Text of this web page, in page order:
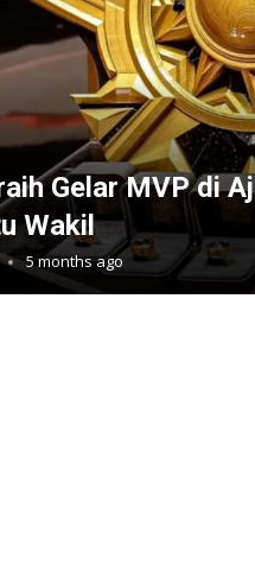
Gelar MVP di
Wakil
5 months ago